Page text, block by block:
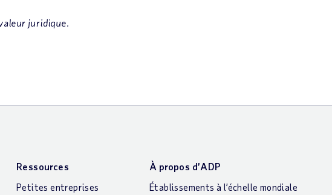
juridique.
Ressources
Petites entreprises
À propos d’ADP
Établissements à l’échelle mondiale